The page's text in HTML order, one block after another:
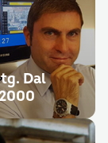
Dal